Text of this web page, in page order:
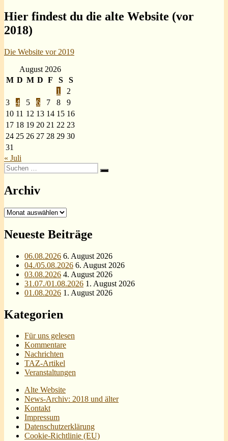
Hier findest du die alte Website (vor
2018)
Die Website vor 2019
August 2026
M D M D F S
S
1
2
3
4 5 6 7 8
9
10 11 12 13 14 15 16
17 18 19 20 21 22 23
24 25 26 27 28 29 30
31
« Juli
Suchen
nach:
Suchen
Archiv
Archiv
Neueste Beiträge
06.08.2026 6. August 2026
04./05.08.2026 6. August 2026
03.08.2026 4. August 2026
31.07./01.08.2026 1. August 2026
01.08.2026 1. August 2026
Kategorien
Für uns gelesen
Kommentare
Nachrichten
TAZ-Artikel
Veranstaltungen
Alte Website
News-Archiv: 2018 und älter
Kontakt
Impressum
Datenschutzerklärung
Cookie-Richtlinie (EU)